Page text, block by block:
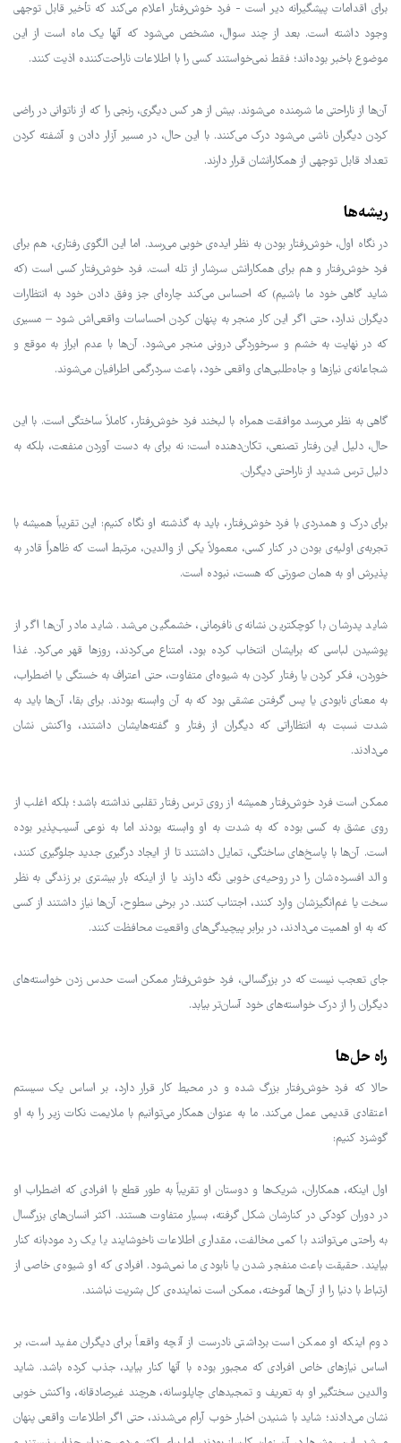
برای اقدامات پیشگیرانه دیر است - فرد خوش‌رفتار اعلام می‌کند که تأخیر قابل توجهی
وجود داشته است. بعد از چند سوال، مشخص می‌شود که آنها یک ماه است از این
موضوع باخبر بوده‌اند؛ فقط نمی‌خواستند کسی را با اطلاعات ناراحت‌کننده اذیت کنند.
آن‌ها از ناراحتی ما شرمنده می‌شوند. بیش از هر کس دیگری، رنجی را که از ناتوانی در راضی
کردن دیگران ناشی می‌شود درک می‌کنند. با این حال، در مسیر آزار دادن و آشفته کردن
تعداد قابل توجهی از همکارانشان قرار دارند.
ریشه‌ها
در نگاه اول، خوش‌رفتار بودن به نظر ایده‌ی خوبی می‌رسد. اما این الگوی رفتاری، هم برای
فرد خوش‌رفتار و هم برای همکارانش سرشار از تله است. فرد خوش‌رفتار کسی است (که
شاید گاهی خود ما باشیم) که احساس می‌کند چاره‌ای جز وفق دادن خود به انتظارات
دیگران ندارد، حتی اگر این کار منجر به پنهان کردن احساسات واقعی‌اش شود – مسیری
که در نهایت به خشم و سرخوردگی درونی منجر می‌شود. آن‌ها با عدم ابراز به موقع و
شجاعانه‌ی نیازها و جاه‌طلبی‌های واقعی خود، باعث سردرگمی اطرافیان می‌شوند.
گاهی به نظر می‌رسد موافقت همراه با لبخند فرد خوش‌رفتار، کاملاً ساختگی است. با این
حال، دلیل این رفتار تصنعی، تکان‌دهنده است: نه برای به دست آوردن منفعت، بلکه به
دلیل ترس شدید از ناراحتی دیگران.
برای درک و همدردی با فرد خوش‌رفتار، باید به گذشته او نگاه کنیم: این تقریباً همیشه با
تجربه‌ی اولیه‌ی بودن در کنار کسی، معمولاً یکی از والدین، مرتبط است که ظاهراً قادر به
پذیرش او به همان صورتی که هست، نبوده است.
شاید پدرشان با کوچکترین نشانه‌ی نافرمانی، خشمگین می‌شد. شاید مادر آن‌ها اگر از
پوشیدن لباسی که برایشان انتخاب کرده بود، امتناع می‌کردند، روزها قهر می‌کرد. غذا
خوردن، فکر کردن یا رفتار کردن به شیوه‌ای متفاوت، حتی اعتراف به خستگی یا اضطراب،
به معنای نابودی یا پس گرفتن عشقی بود که به آن وابسته بودند. برای بقا، آن‌ها باید به
شدت نسبت به انتظاراتی که دیگران از رفتار و گفته‌هایشان داشتند، واکنش نشان
می‌دادند.
ممکن است فرد خوش‌رفتار همیشه از روی ترس رفتار تقلبی نداشته باشد؛ بلکه اغلب از
روی عشق به کسی بوده که به شدت به او وابسته بودند اما به نوعی آسیب‌پذیر بوده
است. آن‌ها با پاسخ‌های ساختگی، تمایل داشتند تا از ایجاد درگیری جدید جلوگیری کنند،
والد افسرده‌شان را در روحیه‌ی خوبی نگه دارند یا از اینکه بار بیشتری بر زندگی به نظر
سخت یا غم‌انگیزشان وارد کنند، اجتناب کنند. در برخی سطوح، آن‌ها نیاز داشتند از کسی
که به او اهمیت می‌دادند، در برابر پیچیدگی‌های واقعیت محافظت کنند.
جای تعجب نیست که در بزرگسالی، فرد خوش‌رفتار ممکن است حدس زدن خواسته‌های
دیگران را از درک خواسته‌های خود آسان‌تر بیابد.
راه حل‌ها
حالا که فرد خوش‌رفتار بزرگ شده و در محیط کار قرار دارد، بر اساس یک سیستم
اعتقادی قدیمی عمل می‌کند. ما به عنوان همکار می‌توانیم با ملایمت نکات زیر را به او
گوشزد کنیم:
اول اینکه، همکاران، شریک‌ها و دوستان او تقریباً به طور قطع با افرادی که اضطراب او
در دوران کودکی در کنارشان شکل گرفته، بسیار متفاوت هستند. اکثر انسان‌های بزرگسال
به راحتی می‌توانند با کمی مخالفت، مقداری اطلاعات ناخوشایند یا یک رد مودبانه کنار
بیایند. حقیقت باعث منفجر شدن یا نابودی ما نمی‌شود. افرادی که او شیوه‌ی خاصی از
ارتباط با دنیا را از آن‌ها آموخته، ممکن است نماینده‌ی کل بشریت نباشند.
دوم اینکه او ممکن است برداشتی نادرست از آنچه واقعاً برای دیگران مفید است، بر
اساس نیازهای خاص افرادی که مجبور بوده با آنها کنار بیاید، جذب کرده باشد. شاید
والدین سختگیر او به تعریف و تمجیدهای چاپلوسانه، هرچند غیرصادقانه، واکنش خوبی
نشان می‌دادند؛ شاید با شنیدن اخبار خوب آرام می‌شدند، حتی اگر اطلاعات واقعی پنهان